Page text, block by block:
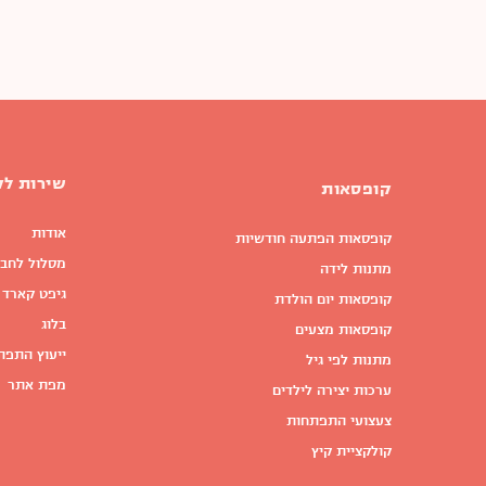
קופסאות
קופסאות הפתעה חודשיות
מתנות לידה
קופסאות יום הולדת
קופסאות מצעים
מתנות לפי גיל
ערכות יצירה לילדים
צעצועי התפתחות
קולקציית קיץ
שירות
אודות
מסלול
גיפט קארד
בלוג
ייעוץ
מפת אתר